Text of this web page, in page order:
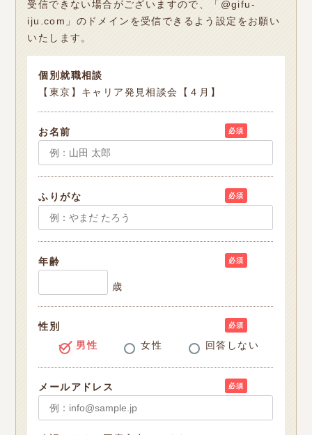
受信できない場合がございますので、「@gifu-
iju.com」のドメインを受信できるよう設定をお願い
いたします。
個別就職相談
【東京】キャリア発見相談会【４月】
お名前 必須
ふりがな 必須
年齢 必須
歳
性別 必須
男性 女性 回答しない
メールアドレス 必須